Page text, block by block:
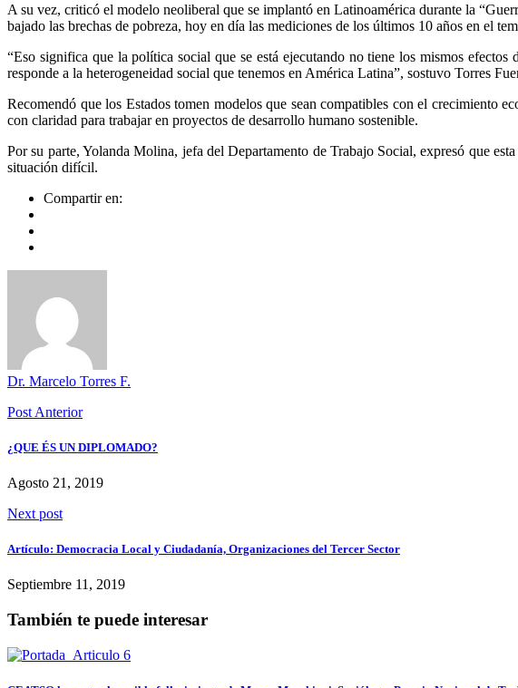
A su vez, criticó el modelo neoliberal que se implantó en Latinoamérica durante la
bajado las brechas de pobreza, hoy en día las mediciones de los últimos 10 años en el
“Eso significa que la política social que se está ejecutando no tiene los mismos
responde a la heterogeneidad social que tenemos en América Latina”, sostuvo Torres
Recomendó que los Estados tomen modelos que sean compatibles con el crecimiento
con claridad para trabajar en proyectos de desarrollo humano sostenible.
Por su parte, Yolanda Molina, jefa del Departamento de Trabajo Social, expresó que
situación difícil.
Compartir en:
Dr. Marcelo Torres F.
Post Anterior
¿QUE ÉS UN DIPLOMADO?
Agosto 21, 2019
Next post
Artículo: Democracia Local y Ciudadanía, Organizaciones del Tercer Sector
Septiembre 11, 2019
También te puede interesar